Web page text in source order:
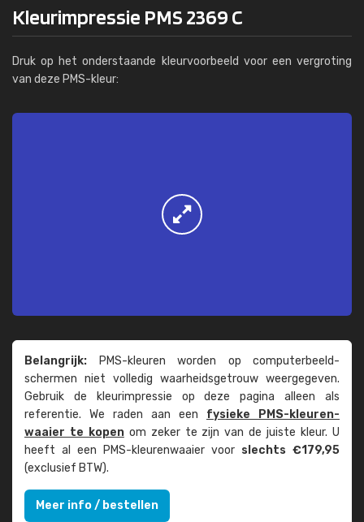
Kleurimpressie PMS 2369 C
Druk op het onderstaande kleurvoorbeeld voor een vergroting
van deze PMS-kleur:
Belangrijk: PMS-kleuren worden op computer­beeld­
schermen niet volledig waarheids­­getrouw weer­gegeven.
Gebruik de kleur­impressie op deze pagina alleen als
referentie. We raden aan een fysieke PMS-kleuren­
waaier te kopenom zeker te zijn van de juiste kleur. U
heeft al een PMS-kleuren­waaier voor slechts €179,95
(exclusief BTW).
Meer info / bestellen